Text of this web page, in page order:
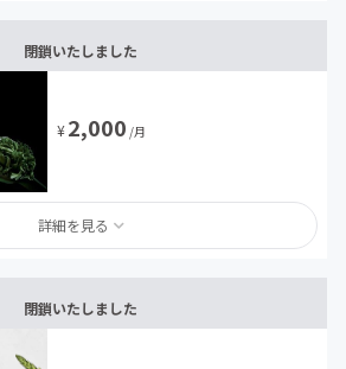
閉鎖いたしました
¥2,000 /月
詳細を見る
閉鎖いたしました